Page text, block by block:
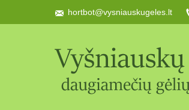
hortbot@vysniauskugeles.lt